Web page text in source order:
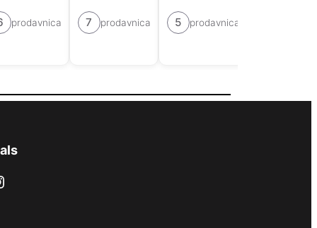
prodavnica 7 prodavnica 5 prodavnica